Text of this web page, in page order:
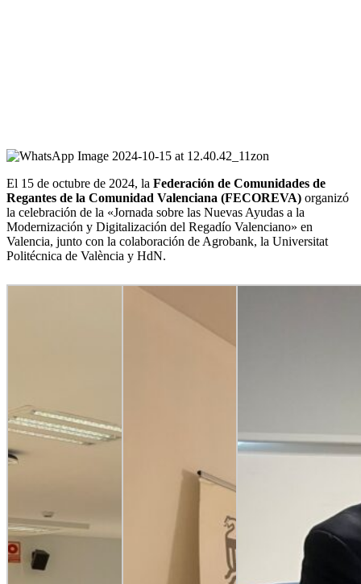
El 15 de octubre de 2024, la Federación de Comunidades de
Regantes de la Comunidad Valenciana (FECOREVA) organizó
la celebración de la «Jornada sobre las Nuevas Ayudas a la
Modernización y Digitalización del Regadío Valenciano» en
Valencia, junto con la colaboración de Agrobank, la Universitat
Politécnica de València y HdN.